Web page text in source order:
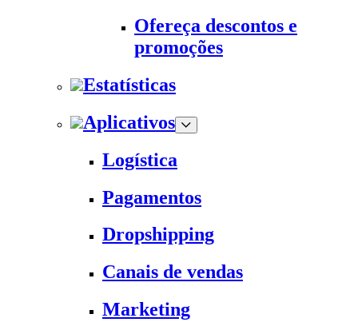
Ofereça descontos e
promoções
Estatísticas
Aplicativos
Logística
Pagamentos
Dropshipping
Canais de vendas
Marketing